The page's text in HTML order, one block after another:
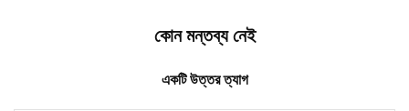
কোন মন্তব্য নেই
একটি উত্তর ত্যাগ